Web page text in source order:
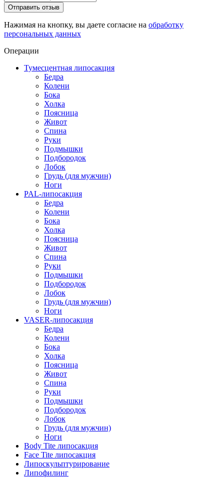
Отправить отзыв
Нажимая на кнопку, вы даете согласие на обработку
персональных данных
Операции
Тумесцентная липосакция
Бедра
Колени
Бока
Холка
Поясница
Живот
Спина
Руки
Подмышки
Подбородок
Лобок
Грудь (для мужчин)
Ноги
PAL-липосакция
Бедра
Колени
Бока
Холка
Поясница
Живот
Спина
Руки
Подмышки
Подбородок
Лобок
Грудь (для мужчин)
Ноги
VASER-липосакция
Бедра
Колени
Бока
Холка
Поясница
Живот
Спина
Руки
Подмышки
Подбородок
Лобок
Грудь (для мужчин)
Ноги
Body Tite липосакция
Face Tite липосакция
Липоскульптурирование
Липофилинг